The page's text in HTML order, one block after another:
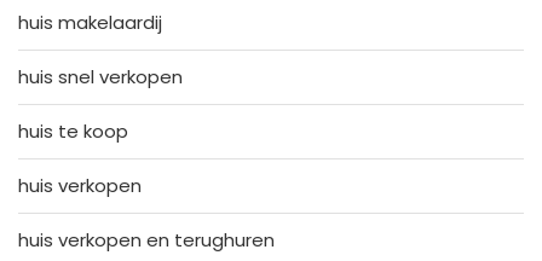
huis makelaardij
huis snel verkopen
huis te koop
huis verkopen
huis verkopen en terughuren